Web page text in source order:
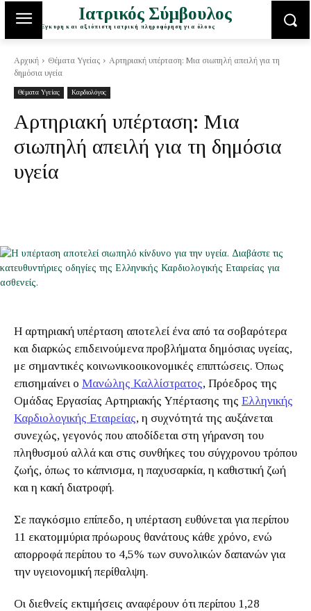
Ιατρικός Σύμβουλος
Έγκυρη και αξιόπιστη ιατρική πληροφόρηση για όλους
Αρχική Θέματα Υγείας
Αρτηριακή υπέρταση: Μια σιωπηλή απειλή για τη
δημόσια υγεία
Θέματα Υγείας Καρδιολόγος
Αρτηριακή υπέρταση: Μια
σιωπηλή απειλή για τη δημόσια
υγεία
Η αρτηριακή υπέρταση αποτελεί ένα από τα σοβαρότερα
και διαρκώς επιδεινούμενα προβλήματα δημόσιας υγείας,
με σημαντικές κοινωνικοοικονομικές επιπτώσεις. Όπως
επισημαίνει ο Μανώλης Καλλίστρατος, Πρόεδρος της
Ομάδας Εργασίας Αρτηριακής Υπέρτασης της Ελληνικής
Καρδιολογικής Εταιρείας, η συχνότητά της αυξάνεται
συνεχώς, γεγονός που αποδίδεται στη γήρανση του
πληθυσμού αλλά και στις συνθήκες του σύγχρονου τρόπου
ζωής, όπως το κάπνισμα, η παχυσαρκία, η καθιστική ζωή
και η κακή διατροφή.
Σε παγκόσμιο επίπεδο, η υπέρταση ευθύνεται για περίπου
11 εκατομμύρια πρόωρους θανάτους κάθε χρόνο, ενώ
απορροφά περίπου το 4,5% των συνολικών δαπανών για
την υγειονομική περίθαλψη.
Οι διεθνείς εκτιμήσεις αναφέρουν ότι περίπου 1,28